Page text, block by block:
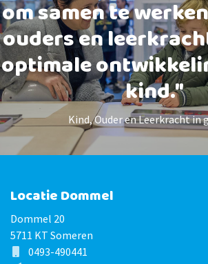
om samen te
ouders en
optimale
kind."
Kind, Ouder en Leerkracht in
Locatie Dommel
Dommel 20
5711 KT Someren
0493-490441